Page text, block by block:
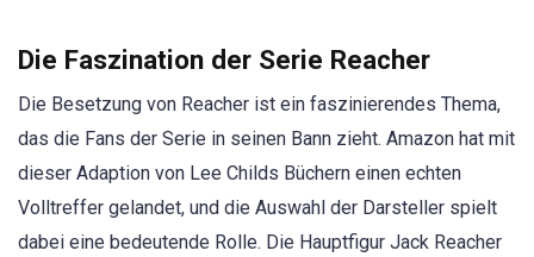
Die Faszination der Serie Reacher
Die Besetzung von Reacher ist ein faszinierendes Thema,
das die Fans der Serie in seinen Bann zieht. Amazon hat mit
dieser Adaption von Lee Childs Büchern einen echten
Volltreffer gelandet, und die Auswahl der Darsteller spielt
dabei eine bedeutende Rolle. Die Hauptfigur Jack Reacher